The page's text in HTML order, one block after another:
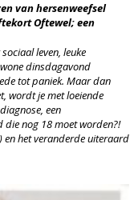
van hersenweefsel
Oftewel; een
leven, leuke
dinsdagavond
tot paniek. Maar dan
wordt je met loeiende
een
die nog 18 moet worden?!
en het veranderde uiteraard